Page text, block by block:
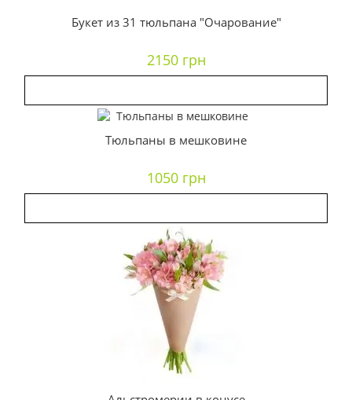
Букет из 31 тюльпана "Очарование"
2150 грн
Тюльпаны в мешковине
1050 грн